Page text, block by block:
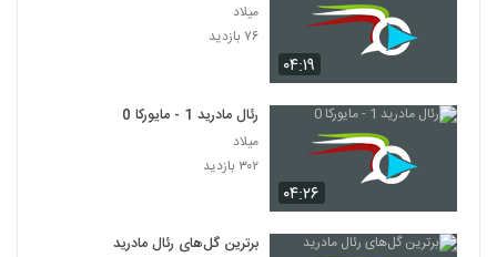
۰۴:۱۹
میلاد
۷۶ بازدید
۰۴:۲۶
رئال مادرید 1 - مایورکا 0
میلاد
۳۰۲ بازدید
برترین گل‌های رئال مادرید